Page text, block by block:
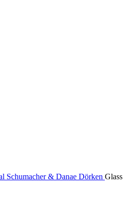
Schumacher & Danae Dörken Glass